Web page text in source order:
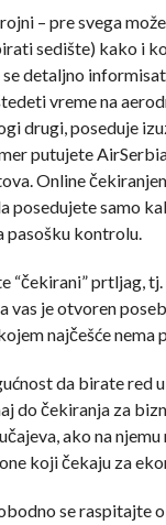
– pre svega
sedište) kako i
detaljno
vreme na
drugi, poseduje
putujete
Online
posedujete samo
pasošku kontrolu.
“čekirani” prtljag,
vas je otvoren
najčešće nema
da birate red
do čekiranja za
ako na njemu
koji čekaju za
se raspitajte